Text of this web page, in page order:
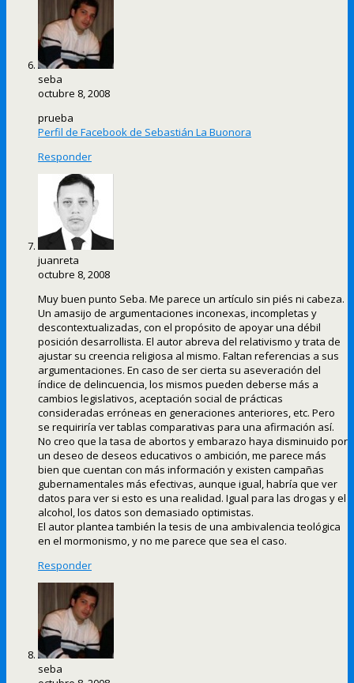
seba
octubre 8, 2008
prueba
Perfil de Facebook de Sebastián La Buonora
Responder
juanreta
octubre 8, 2008
Muy buen punto Seba. Me parece un artículo sin piés ni cabeza.
Un amasijo de argumentaciones inconexas, incompletas y
descontextualizadas, con el propósito de apoyar una débil
posición desarrollista. El autor abreva del relativismo y trata de
ajustar su creencia religiosa al mismo. Faltan referencias a sus
argumentaciones. En caso de ser cierta su aseveración del
índice de delincuencia, los mismos pueden deberse más a
cambios legislativos, aceptación social de prácticas
consideradas erróneas en generaciones anteriores, etc. Pero
se requiriría ver tablas comparativas para una afirmación así.
No creo que la tasa de abortos y embarazo haya disminuido por
un deseo de deseos educativos o ambición, me parece más
bien que cuentan con más información y existen campañas
gubernamentales más efectivas, aunque igual, habría que ver
datos para ver si esto es una realidad. Igual para las drogas y el
alcohol, los datos son demasiado optimistas.
El autor plantea también la tesis de una ambivalencia teológica
en el mormonismo, y no me parece que sea el caso.
Responder
seba